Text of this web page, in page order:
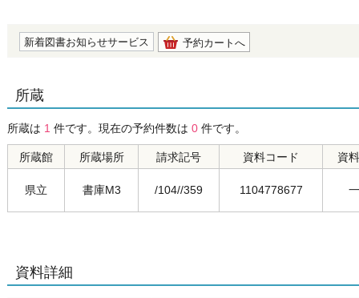
新着図書お知らせサービス 予約カートへ
所蔵
所蔵は 1 件です。現在の予約件数は 0 件です。
所蔵館 所蔵場所 請求記号 資料コード 資
県立 書庫M3 /104//359 1104778677
資料詳細